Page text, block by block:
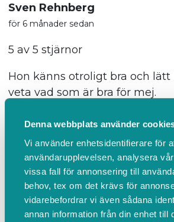
Denna webbplats använder
Vi använder enhetsidentifierare för
användarupplevelsen, analysera
vissa fall för annonsering till
behov, tex om det krävs för
vidarebefordrar vi även sådana
annan information från din enhet till
Sven Rehnberg
för 6 månader sedan
5 av 5 stjärnor
Hon känns otroligt bra och
veta vad som är bra för mej.
Var denna recension hjälpsam?
1 person tyckte att denna recension var
Camilla Brettmo
för 7 månader sedan
5 av 5 stjärnor